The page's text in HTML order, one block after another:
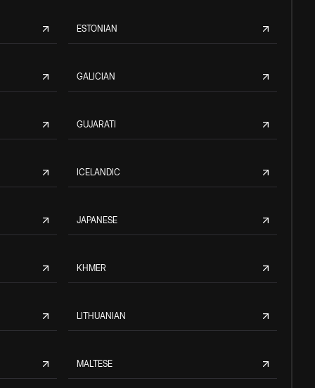
ESTONIAN
GALICIAN
GUJARATI
ICELANDIC
JAPANESE
KHMER
LITHUANIAN
MALTESE